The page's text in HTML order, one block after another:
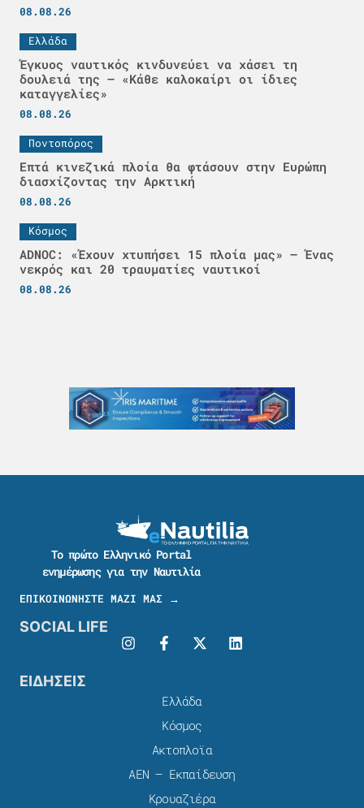
08.08.26
Ελλάδα
Έγκυος ναυτικός κινδυνεύει να χάσει τη
δουλειά της – «Κάθε καλοκαίρι οι ίδιες
καταγγελίες»
08.08.26
Ποντοπόρος
Επτά κινεζικά πλοία θα φτάσουν στην Ευρώπη
διασχίζοντας την Αρκτική
08.08.26
Κόσμος
ADNOC: «Έχουν χτυπήσει 15 πλοία μας» – Ένας
νεκρός και 20 τραυματίες ναυτικοί
08.08.26
Το πρώτο Ελληνικό Portal
ενημέρωσης για την Ναυτιλία
ΕΠΙΚΟΙΝΩΝΗΣΤΕ ΜΑΖΙ ΜΑΣ →
SOCIAL LIFE
ΕΙΔΗΣΕΙΣ
Ελλάδα
Κόσμος
Ακτοπλοϊα
ΑΕΝ – Εκπαίδευση
Κρουαζιέρα